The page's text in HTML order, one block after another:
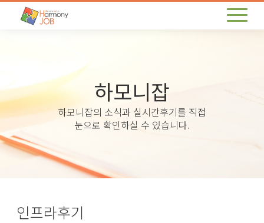
하모니잡
하모니잡의 소식과 실시간후기를 직접
눈으로 확인하실 수 있습니다.
인프라후기